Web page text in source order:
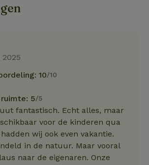
10/10
5/5
fantastisch. Echt alles, maar
voor de kinderen qua
wij ook even vakantie.
in de natuur. Maar vooral
naar de eigenaren. Onze